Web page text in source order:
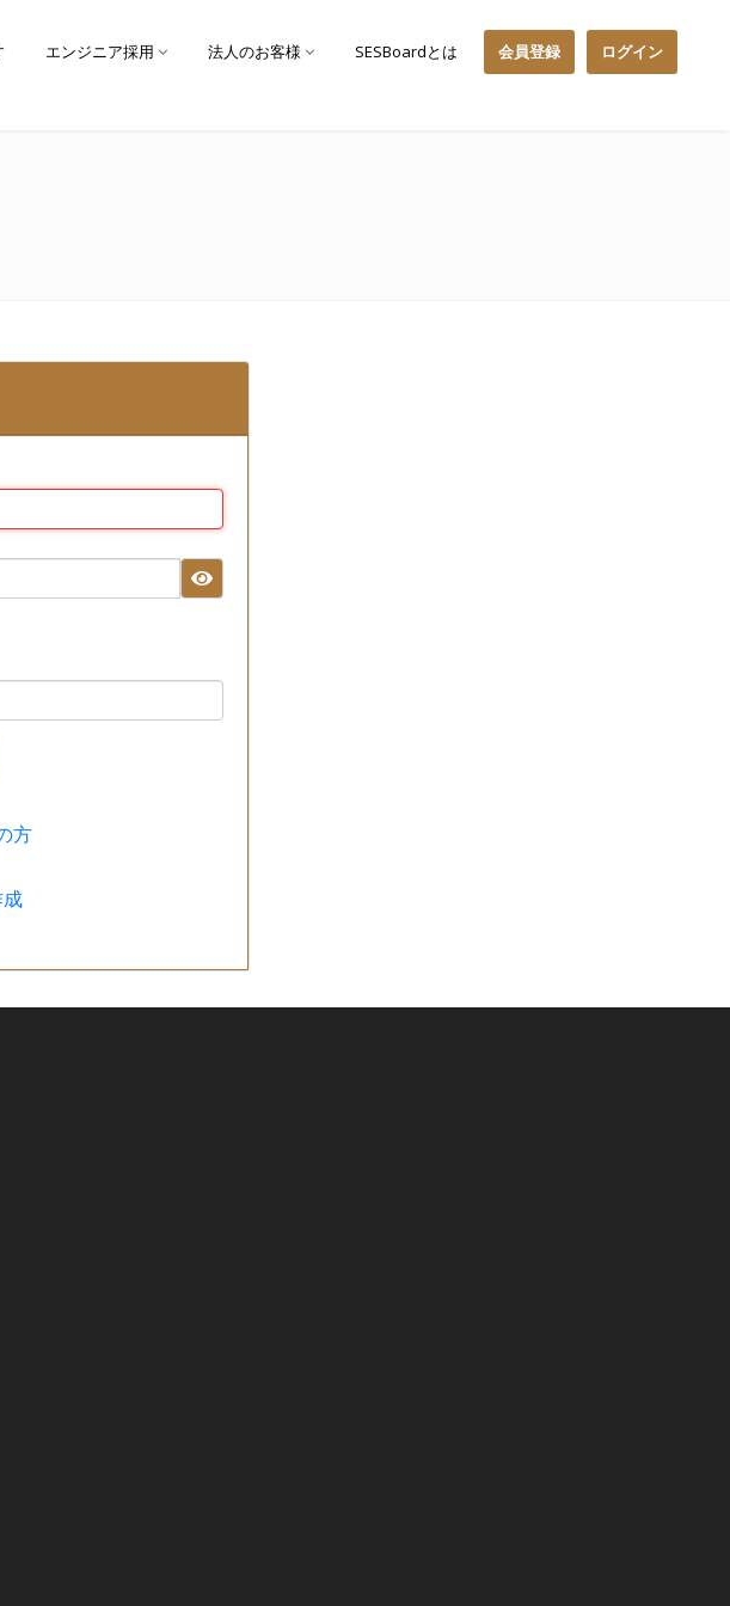
エンジニア採用 法人のお客様 SESBoardとは 会員登録 ログイン
方